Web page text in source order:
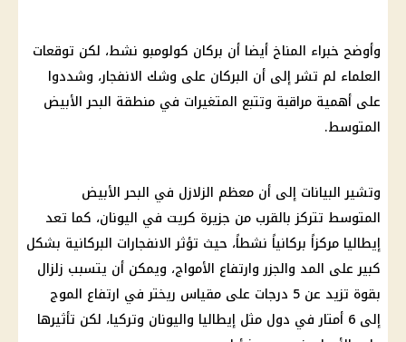
وأوضح خبراء المناخ أيضا أن بركان كولومبو نشط، لكن توقعات
العلماء لم تشر إلى أن البركان على وشك الانفجار، وشددوا
على أهمية مراقبة وتتبع المتغيرات في منطقة البحر الأبيض
المتوسط.
وتشير البيانات إلى أن معظم الزلازل في البحر الأبيض
المتوسط ​​تتركز بالقرب من جزيرة كريت في اليونان، كما تعد
إيطاليا مركزاً بركانياً نشطاً، حيث تؤثر الانفجارات البركانية بشكل
كبير على المد والجزر وارتفاع الأمواج، ويمكن أن يتسبب زلزال
بقوة تزيد عن 5 درجات على مقياس ريختر في ارتفاع الموج
إلى 6 أمتار في دول مثل إيطاليا واليونان وتركيا، لكن تأثيرها